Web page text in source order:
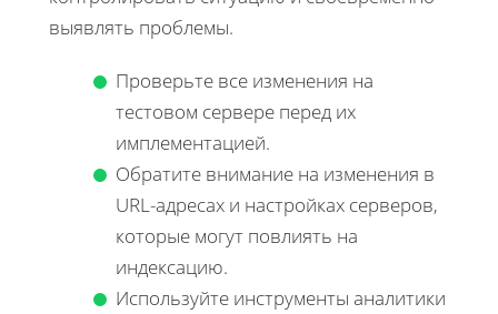
выявлять проблемы.
Проверьте все изменения на
тестовом сервере перед их
имплементацией.
Обратите внимание на изменения в
URL-адресах и настройках серверов,
которые могут повлиять на
индексацию.
Используйте инструменты аналитики